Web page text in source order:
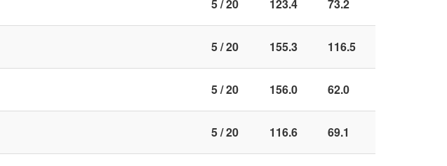
5 / 20 123.4 73.2
5 / 20 155.3 116.5
5 / 20 156.0 62.0
5 / 20 116.6 69.1